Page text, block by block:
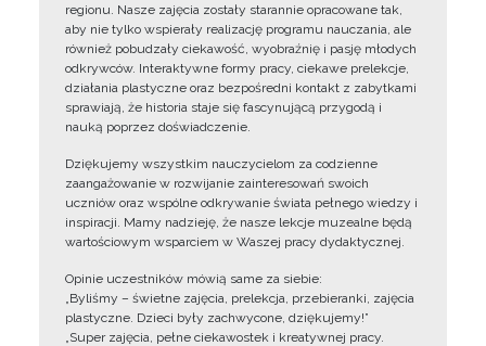
regionu. Nasze zajęcia zostały starannie opracowane tak,
aby nie tylko wspierały realizację programu nauczania, ale
również pobudzały ciekawość, wyobraźnię i pasję młodych
odkrywców. Interaktywne formy pracy, ciekawe prelekcje,
działania plastyczne oraz bezpośredni kontakt z zabytkami
sprawiają, że historia staje się fascynującą przygodą i
nauką poprzez doświadczenie.
Dziękujemy wszystkim nauczycielom za codzienne
zaangażowanie w rozwijanie zainteresowań swoich
uczniów oraz wspólne odkrywanie świata pełnego wiedzy i
inspiracji. Mamy nadzieję, że nasze lekcje muzealne będą
wartościowym wsparciem w Waszej pracy dydaktycznej.
Opinie uczestników mówią same za siebie:
„Byliśmy – świetne zajęcia, prelekcja, przebieranki, zajęcia
plastyczne. Dzieci były zachwycone, dziękujemy!”
„Super zajęcia, pełne ciekawostek i kreatywnej pracy.